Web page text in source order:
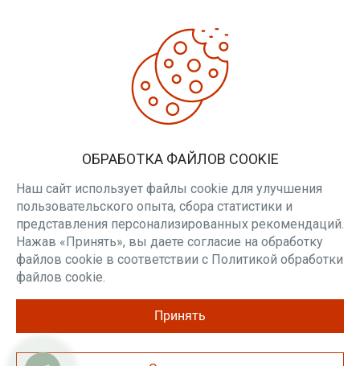
Личный кабинет
Вакансии
Будьте в курсе наших акций и новостей
ПОДПИСАТЬСЯ
ОБРАБОТКА ФАЙЛОВ COOKIE
Наш сайт использует файлы cookie для улучшения
пользовательского опыта, сбора статистики и
представления персонализированных рекомендаций.
Нажав «Принять», вы даете согласие на обработку
файлов cookie в соответствии с Политикой обработки
файлов cookie.
Принять